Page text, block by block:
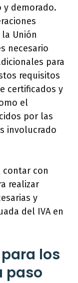
y demorado.
Unión
necesario
para
requisitos
certificados y
el
por las
involucrado
contar con
realizar
y
del IVA en
los
paso